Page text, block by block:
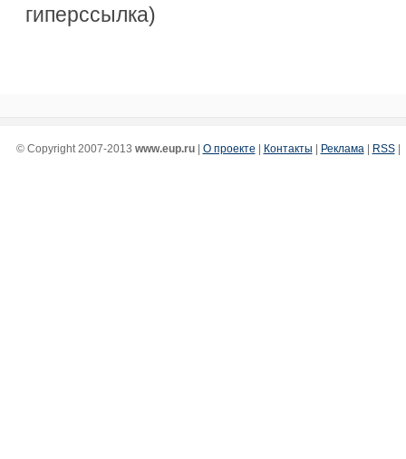
гиперссылка)
© Copyright 2007-2013 www.eup.ru| О проекте Контакты Реклама| RSS|